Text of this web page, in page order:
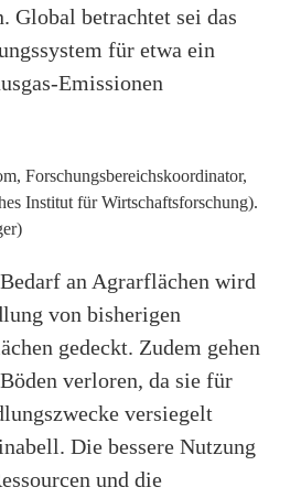
Global betrachtet sei das
für etwa ein
Emissionen
Forschungsbereichskoordinator,
Institut für Wirtschaftsforschung).
an Agrarflächen wird
von bisherigen
gedeckt. Zudem gehen
verloren, da sie für
versiegelt
Die bessere Nutzung
und die